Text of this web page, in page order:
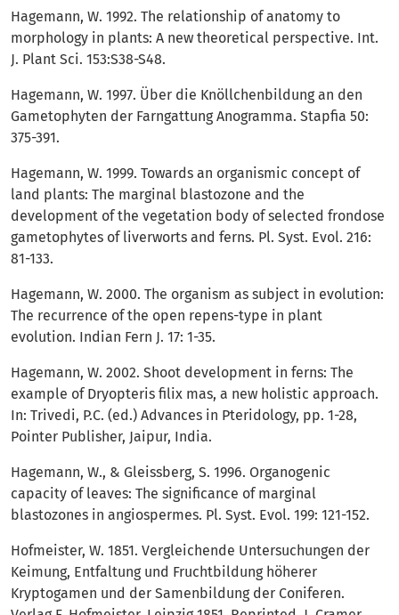
Hagemann, W. 1992. The relationship of anatomy to
morphology in plants: A new theoretical perspective. Int.
J. Plant Sci. 153:S38-S48.
Hagemann, W. 1997. Über die Knöllchenbildung an den
Gametophyten der Farngattung Anogramma. Stapfia 50:
375-391.
Hagemann, W. 1999. Towards an organismic concept of
land plants: The marginal blastozone and the
development of the vegetation body of selected frondose
gametophytes of liverworts and ferns. Pl. Syst. Evol. 216:
81-133.
Hagemann, W. 2000. The organism as subject in evolution:
The recurrence of the open repens-type in plant
evolution. Indian Fern J. 17: 1-35.
Hagemann, W. 2002. Shoot development in ferns: The
example of Dryopteris filix mas, a new holistic approach.
In: Trivedi, P.C. (ed.) Advances in Pteridology, pp. 1-28,
Pointer Publisher, Jaipur, India.
Hagemann, W., & Gleissberg, S. 1996. Organogenic
capacity of leaves: The significance of marginal
blastozones in angiospermes. Pl. Syst. Evol. 199: 121-152.
Hofmeister, W. 1851. Vergleichende Untersuchungen der
Keimung, Entfaltung und Fruchtbildung höherer
Kryptogamen und der Samenbildung der Coniferen.